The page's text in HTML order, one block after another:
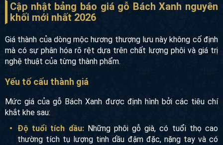
Cập nhật bảng báo giá gỗ Bách Xanh nguyên
khối mới nhất 2026
Giá thành của dòng mộc hương thượng lưu này không cố định
mà có sự phân hóa rõ rệt dựa trên chất lượng phôi và giá trị
nghệ thuật của từng thành phẩm.
Yếu tố cấu thành giá
Mức giá của gỗ Bách Xanh được định hình bởi các tiêu chí
khắt khe sau:
Độ tuổi tích dầu:Những phôi gỗ già, có tuổi thọ cao
thường tích tụ lượng tinh dầu đậm đặc, nặng tay và có